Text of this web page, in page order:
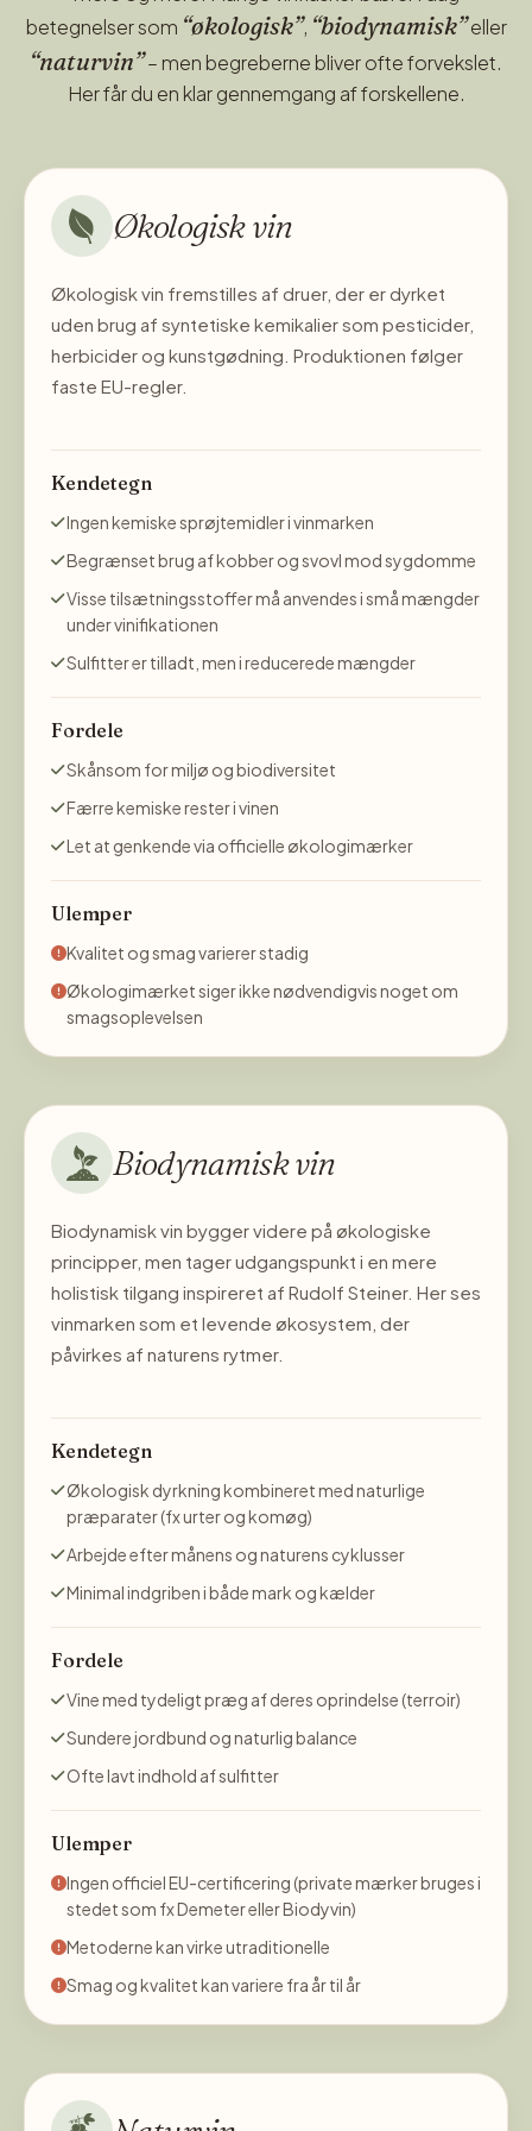
koncentrerede aromaer og struktur.
Kinisia Rosso Riserva er en dristig og elegant siciliansk
rødvin, som er skabt af en blanding af Nero d’Avola og
hvilket ses på vinens dybe rubinrøde nuancer med
granatrøde reflekser. Den emmer af en kompleks blanding
af modne røde frugter, krydderier, tobak og diskrete noter
af vanilje fra fadlagring.
betegnelser som “økologisk”, “biodynamisk”eller
“naturvin”– men begreberne bliver ofte forvekslet.
Her får du en klar gennemgang af forskellene.
Økologisk vin
Økologisk vin fremstilles af druer, der er dyrket
uden brug af syntetiske kemikalier som pesticider,
herbicider og kunstgødning. Produktionen følger
faste EU-regler.
Kendetegn
Ingen kemiske sprøjtemidler i vinmarken
Begrænset brug af kobber og svovl mod sygdomme
Visse tilsætningsstoffer må anvendes i små mængder
under vinifikationen
Sulfitter er tilladt, men i reducerede mængder
Fordele
Skånsom for miljø og biodiversitet
Færre kemiske rester i vinen
Let at genkende via officielle økologimærker
Ulemper
Kvalitet og smag varierer stadig
Økologimærket siger ikke nødvendigvis noget om
smagsoplevelsen
Biodynamisk vin
Biodynamisk vin bygger videre på økologiske
principper, men tager udgangspunkt i en mere
holistisk tilgang inspireret af Rudolf Steiner. Her ses
vinmarken som et levende økosystem, der
påvirkes af naturens rytmer.
Kendetegn
Økologisk dyrkning kombineret med naturlige
præparater (fx urter og komøg)
Arbejde efter månens og naturens cyklusser
Minimal indgriben i både mark og kælder
Fordele
Vine med tydeligt præg af deres oprindelse (terroir)
Sundere jordbund og naturlig balance
Ofte lavt indhold af sulfitter
Ulemper
Ingen officiel EU-certificering (private mærker bruges i
stedet som fx Demeter eller Biodyvin)
Metoderne kan virke utraditionelle
Smag og kvalitet kan variere fra år til år